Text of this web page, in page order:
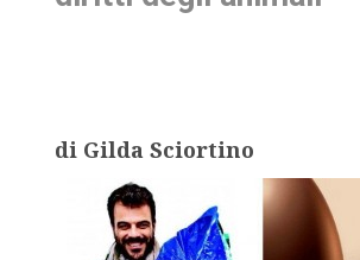
di Gilda Sciortino